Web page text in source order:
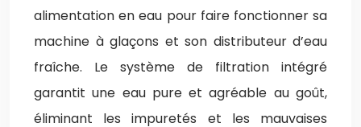
alimentation en eau pour faire fonctionner sa
machine à glaçons et son distributeur d’eau
fraîche. Le système de filtration intégré
garantit une eau pure et agréable au goût,
éliminant les impuretés et les mauvaises